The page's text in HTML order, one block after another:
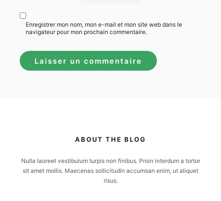
Enregistrer mon nom, mon e-mail et mon site web dans le
navigateur pour mon prochain commentaire.
ABOUT THE BLOG
Nulla laoreet vestibulum turpis non finibus. Proin interdum a tortor
sit amet mollis. Maecenas sollicitudin accumsan enim, ut aliquet
risus.